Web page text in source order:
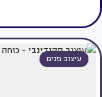
עיצוב פנים